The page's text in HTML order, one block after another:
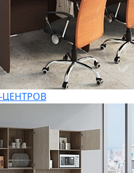
ЦЕНТРОВ